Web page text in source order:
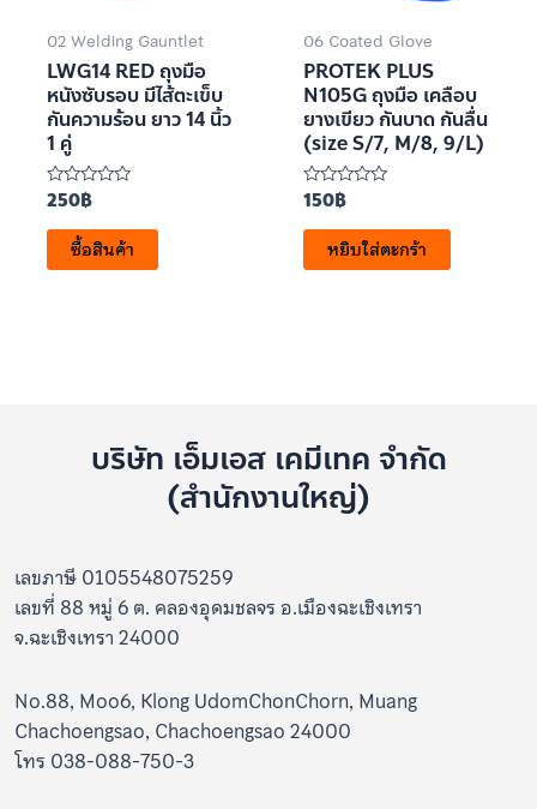
02 Welding Gauntlet
LWG14 RED ถุงมือ
หนังซับรอบ มีไส้ตะเข็บ
กันความร้อน ยาว 14 นิ้ว
1 คู่
ให้
คะแนน
0
ตั้งแต่
5
250฿
ซื้อสินค้า
06 Coated Glove
PROTEK PLUS
N105G ถุงมือ เคลือบ
ยางเขียว กันบาด กันลื่น
(size S/7, M/8, 9/L)
ให้
คะแนน
0
ตั้งแต่
5
150฿
หยิบใส่ตะกร้า
บริษัท เอ็มเอส เคมีเทค จำกัด
(สำนักงานใหญ่)
เลขภาษี 0105548075259
เลขที่ 88 หมู่ 6 ต. คลองอุดมชลจร อ.เมืองฉะเชิงเทรา
จ.ฉะเชิงเทรา 24000
No.88, Moo6, Klong UdomChonChorn, Muang
Chachoengsao, Chachoengsao 24000
โทร 038-088-750-3